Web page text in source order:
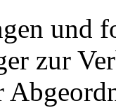
und
zur